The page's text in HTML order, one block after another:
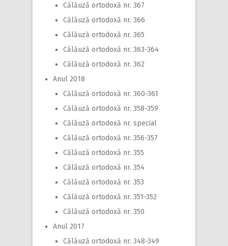
Călăuză ortodoxă nr. 367
Călăuză ortodoxă nr. 366
Călăuză ortodoxă nr. 365
Călăuză ortodoxă nr. 363-364
Călăuză ortodoxă nr. 362
Anul 2018
Călăuză ortodoxă nr. 360-361
Călăuză ortodoxă nr. 358-359
Călăuză ortodoxă nr. special
Călăuză ortodoxă nr. 356-357
Călăuză ortodoxă nr. 355
Călăuză ortodoxă nr. 354
Călăuză ortodoxă nr. 353
Călăuză ortodoxă nr. 351-352
Călăuză ortodoxă nr. 350
Anul 2017
Călăuză ortodoxă nr. 348-349